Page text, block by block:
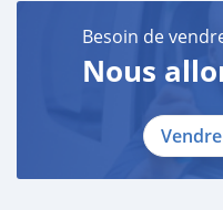
Besoin de
Nous